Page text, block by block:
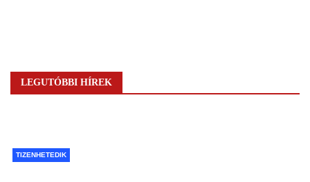
LEGUTÓBBI HÍREK
TIZENHETEDIK